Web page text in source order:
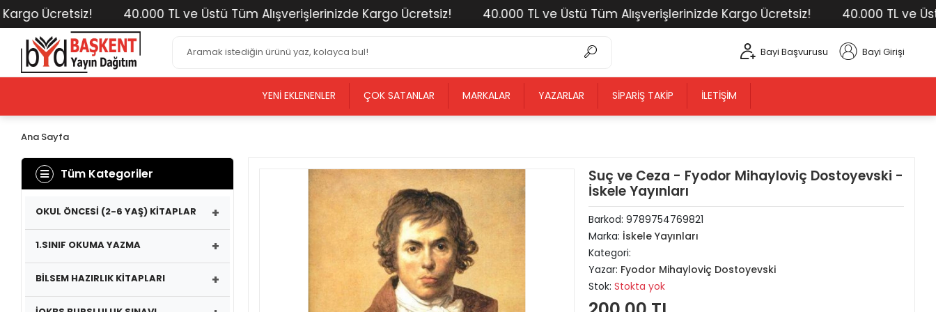
Ücretsiz! 40.000 TL ve Üstü Tüm Alışverişlerinizde Kargo Ücretsiz! 40.000 TL ve Üstü Tüm Alışverişlerinizde Kargo Ücretsiz! 40.000 TL ve Üstü
Bayi Başvurusu Bayi Girişi
YENI EKLENENLER ÇOK SATANLAR MARKALAR YAZARLAR SIPARIŞ TAKIP İLETIŞIM
Ana Sayfa
Tüm Kategoriler
OKUL ÖNCESİ (2-6 YAŞ) KİTAPLAR +
1.SINIF OKUMA YAZMA +
BİLSEM HAZIRLIK KİTAPLARI +
Suç ve Ceza - Fyodor Mihayloviç Dostoyevski -
İskele Yayınları
Barkod: 9789754769821
Marka: İskele Yayınları
Kategori:
Yazar: Fyodor Mihayloviç Dostoyevski
Stok: Stokta yok